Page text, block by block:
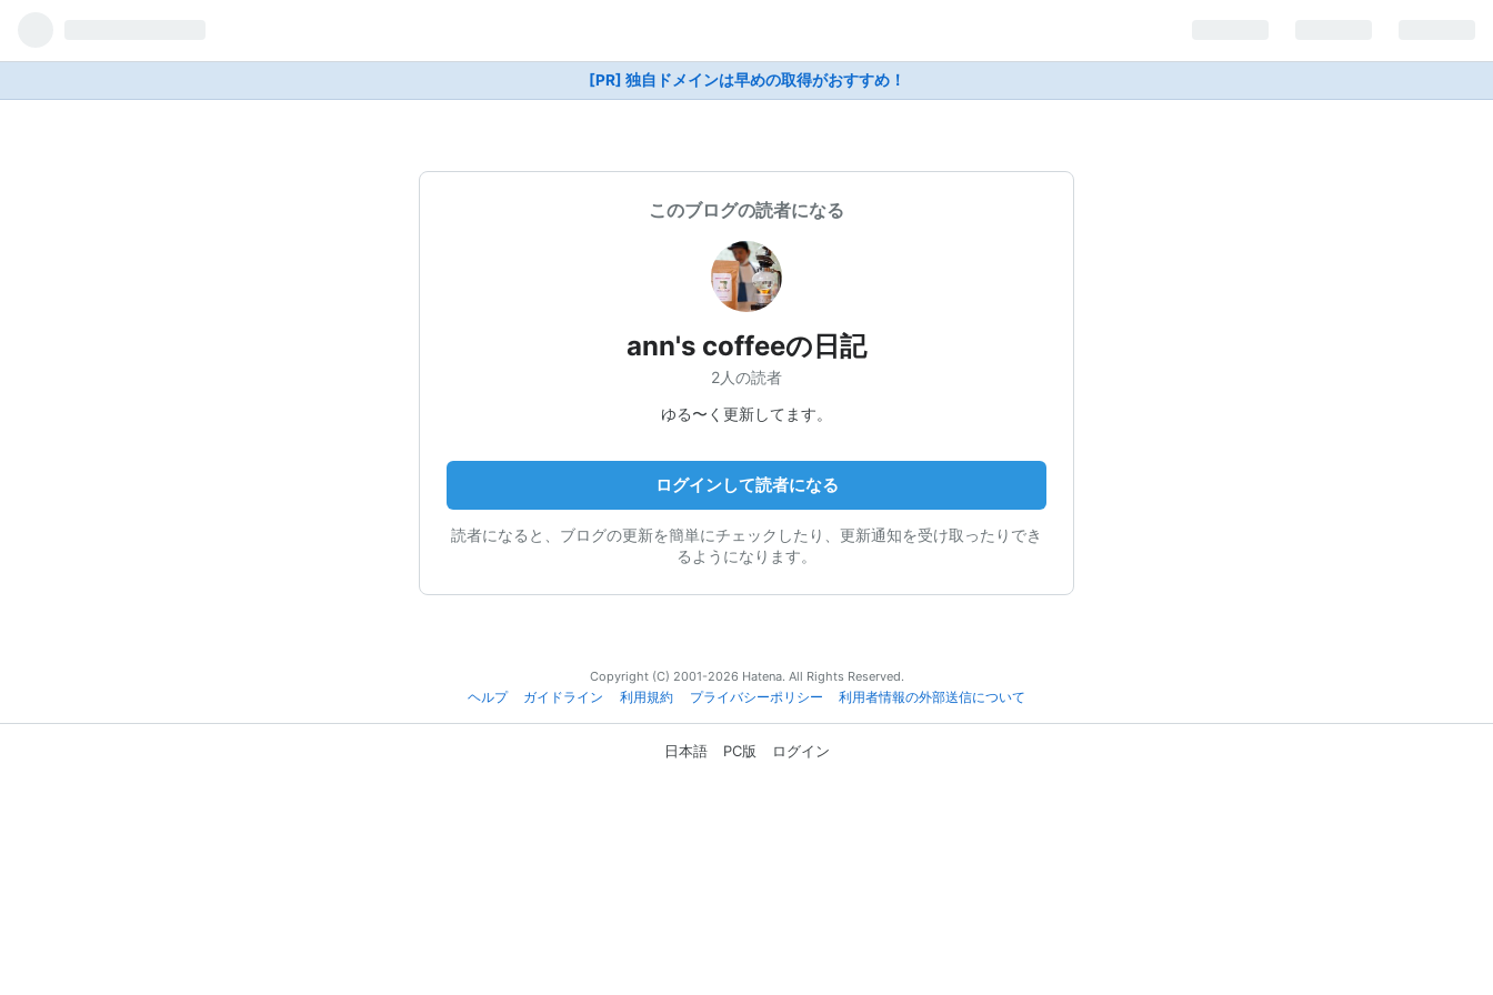
[PR] 独自ドメインは早めの取得がおすすめ！
このブログの読者になる
ann's coffeeの日記
2人の読者
ゆる〜く更新してます。
ログインして読者になる
読者になると、ブログの更新を簡単にチェックしたり、更新通知を受け取ったりでき
るようになります。
Copyright (C) 2001-2026 Hatena. All Rights Reserved.
ヘルプ
ガイドライン 利用規約 プライバシーポリシー 利用者情報の外部送信について
日本語 PC版 ログイン